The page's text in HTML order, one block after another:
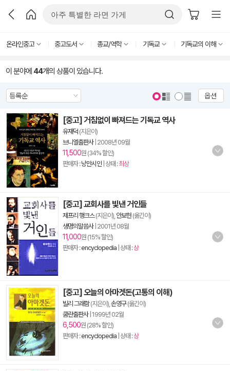
온라인중고 중고도서 종교/역학 기독교 기독교의 이해
이 분야에 44개의 상품이 있습니다.
옵션
[중고] 거침없이 빠져드는 기독교 역사
유재덕 (지은이)
브니엘출판사| 2008년 09월
11,500원 (34% 할인)
판매자 :낭만시인 | 상태 :최상
[중고] 교회사를 빛낸 거인들
제프리 행크스(지은이), 안보헌 (옮긴이)
생명의말씀사| 2001년 08월
11,000원 (15% 할인)
판매자 :encyclopedia | 상태 :상
[중고] 오늘의 아마겟돈(고통의 이해)
빌리 그래함(지은이), 손영구(옮긴이)
쿰란출판사| 1999년 02월
6,500원 (28% 할인)
판매자 :encyclopedia | 상태 :상